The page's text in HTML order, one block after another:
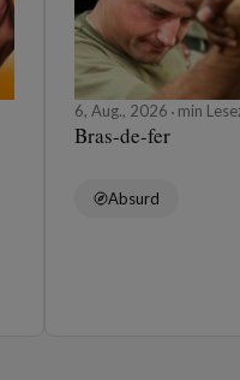
6, Aug., 2026 min
Bras-de-fer
Absurd